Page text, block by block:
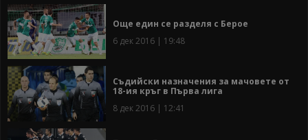
Още един се разделя с Берое
6 дек 2016 | 19:48
Съдийски назначения за мачовете от
18-ия кръг в Първа лига
8 дек 2016 | 12:41